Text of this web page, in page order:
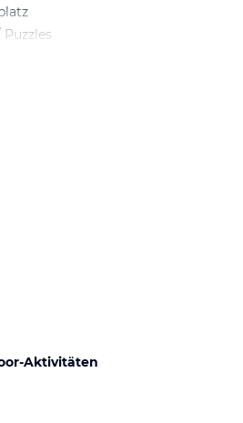
Aktivitäten